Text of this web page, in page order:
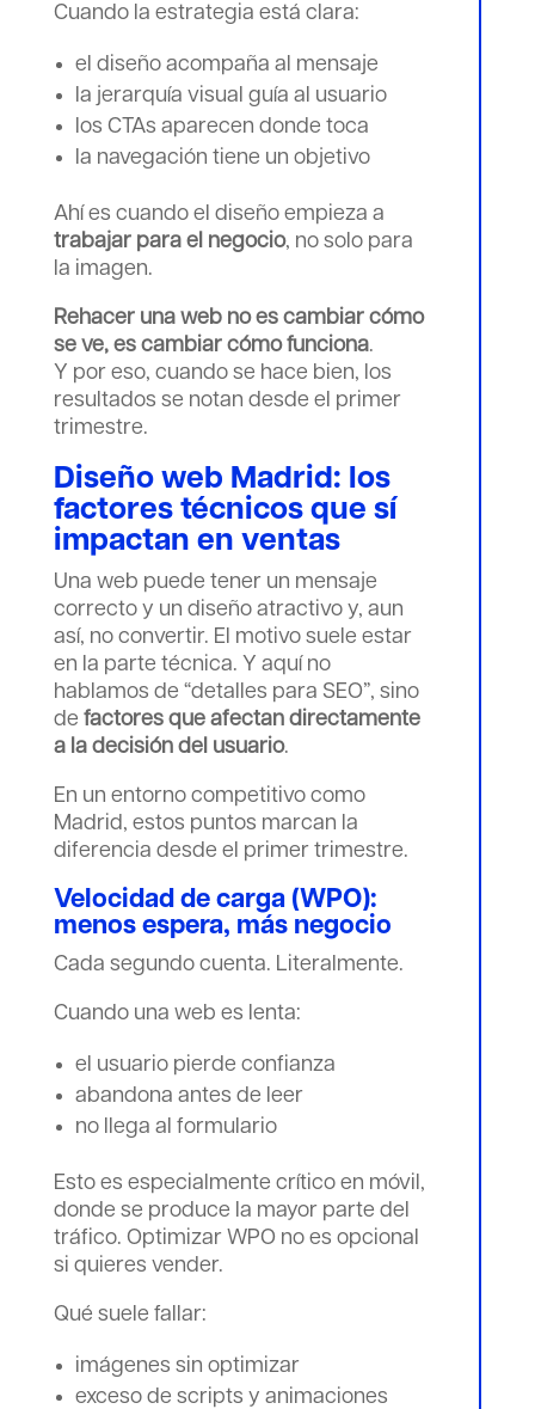
Cuando la estrategia está clara:
el diseño acompaña al mensaje
la jerarquía visual guía al usuario
los CTAs aparecen donde toca
la navegación tiene un objetivo
Ahí es cuando el diseño empieza a
trabajar para el negocio, no solo para
la imagen.
Rehacer una web no es cambiar cómo
se ve, es cambiar cómo funciona.
Y por eso, cuando se hace bien, los
resultados se notan desde el primer
trimestre.
Diseño web Madrid: los
factores técnicos que sí
impactan en ventas
Una web puede tener un mensaje
correcto y un diseño atractivo y, aun
así, no convertir. El motivo suele estar
en la parte técnica. Y aquí no
hablamos de “detalles para SEO”, sino
de factores que afectan directamente
a la decisión del usuario.
En un entorno competitivo como
Madrid, estos puntos marcan la
diferencia desde el primer trimestre.
Velocidad de carga (WPO):
menos espera, más negocio
Cada segundo cuenta. Literalmente.
Cuando una web es lenta:
el usuario pierde confianza
abandona antes de leer
no llega al formulario
Esto es especialmente crítico en móvil,
donde se produce la mayor parte del
tráfico. Optimizar WPO no es opcional
si quieres vender.
Qué suele fallar:
imágenes sin optimizar
exceso de scripts y animaciones